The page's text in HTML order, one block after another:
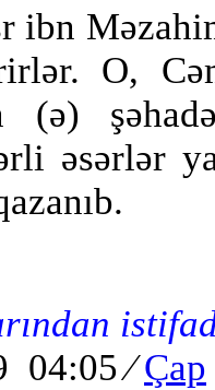
ibn
O,
(ə)
əsərlər
04:05⁄ Çap